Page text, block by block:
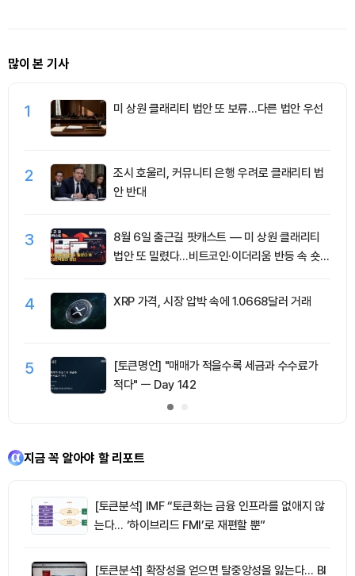
많이 본 기사
1 미 상원 클래리티 법안 또 보류…다른 법안 우선
2
조시 호울리, 커뮤니티 은행 우려로 클래리티 법
안 반대
3
8월 6일 출근길 팟캐스트 — 미 상원 클래리티
법안 또 밀렸다…비트코인·이더리움 반등 속 숏
4 XRP 가격, 시장 압박 속에 1.0668달러 거래
5
[토큰명언] "매매가 적을수록 세금과 수수료가
적다" ㅡ Day 142
지금 꼭 알아야 할 리포트
[토큰분석] IMF “토큰화는 금융 인프라를 없애지 않
는다… ‘하이브리드 FMI’로 재편할 뿐”
[토큰분석] 확장성을 얻으면 탈중앙성을 잃는다… BI